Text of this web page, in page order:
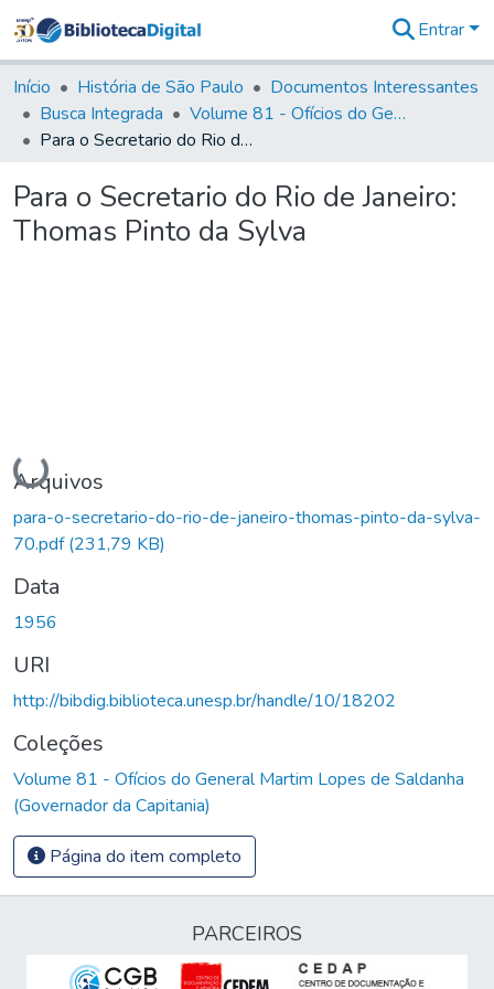
&
Coleções
Tudo na
Biblioteca
Estatísticas
Entrar
Início História de São Paulo
Documentos Interessantes
Busca Integrada
Volume 81 - Ofícios do General Martim Lopes de Saldanha (Governador da Capitania)
Para o Secretario do Rio de Janeiro: Thomas Pinto da Sylva
Para o Secretario do Rio de Janeiro:
Thomas Pinto da Sylva
Carregando...
Arquivos
para-o-secretario-do-rio-de-janeiro-thomas-pinto-da-sylva-
70.pdf(231,79 KB)
Data
1956
URI
http://bibdig.biblioteca.unesp.br/handle/10/18202
Coleções
Volume 81 - Ofícios do General Martim Lopes de Saldanha
(Governador da Capitania)
Página do item completo
PARCEIROS